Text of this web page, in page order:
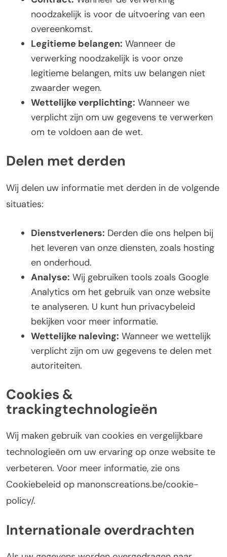
noodzakelijk is voor de uitvoering van een
overeenkomst.
Legitieme belangen: Wanneer de
verwerking noodzakelijk is voor onze
legitieme belangen, mits uw belangen niet
zwaarder wegen.
Wettelijke verplichting: Wanneer we
verplicht zijn om uw gegevens te verwerken
om te voldoen aan de wet.
Delen met derden
Wij delen uw informatie met derden in de volgende
situaties:
Dienstverleners: Derden die ons helpen bij
het leveren van onze diensten, zoals hosting
en onderhoud.
Analyse: Wij gebruiken tools zoals Google
Analytics om het gebruik van onze website
te analyseren. U kunt hun privacybeleid
bekijken voor meer informatie.
Wettelijke naleving: Wanneer we wettelijk
verplicht zijn om uw gegevens te delen met
autoriteiten.
Cookies &
trackingtechnologieën
Wij maken gebruik van cookies en vergelijkbare
technologieën om uw ervaring op onze website te
verbeteren. Voor meer informatie, zie ons
Cookiebeleid op manonscreations.be/cookie-
policy/.
Internationale overdrachten